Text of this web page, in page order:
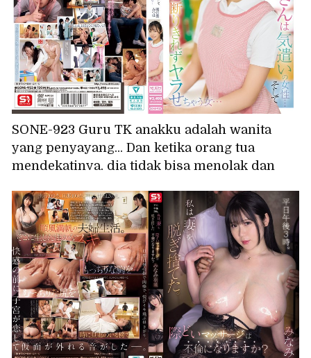
SONE-923 Guru TK anakku adalah wanita
yang penyayang... Dan ketika orang tua
mendekatinya, dia tidak bisa menolak dan